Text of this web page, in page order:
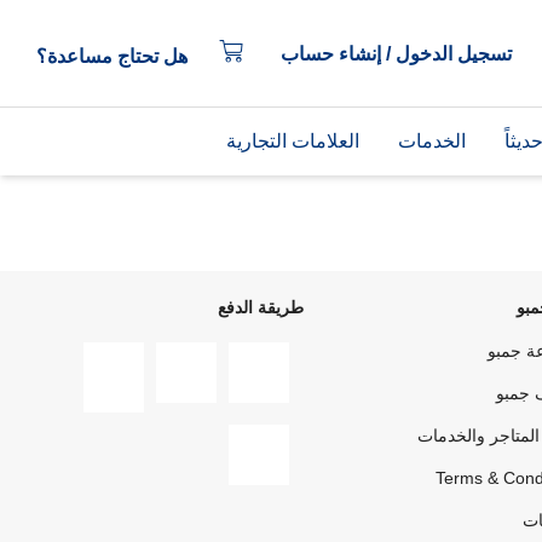
تسجيل الدخول / إنشاء حساب هل تحتاج مساعدة؟
الخدمات العلامات التجارية
جمبو
جمبو
والخدمات
Terms &
طريقة الدفع